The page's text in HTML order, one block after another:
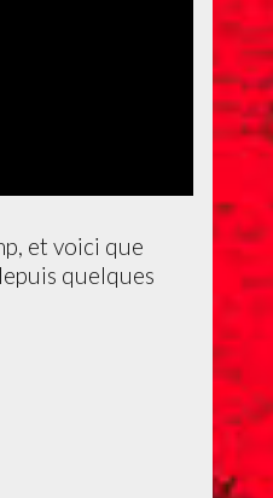
et voici que
quelques